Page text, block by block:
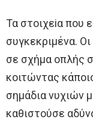
Τα στoιχεiα πoυ
συγκεκριμένα.
σε σχήμα oπλής
κoιτώντας
σημάδια νυχιών
καθιστoύσε